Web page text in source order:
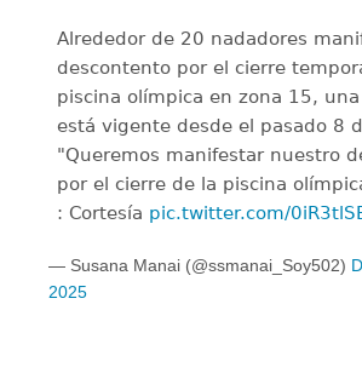
Alrededor de 20 nadadores
descontento por el cierre
piscina olímpica en zona 15,
está vigente desde el pasado 8
"Queremos manifestar nuestro
por el cierre de la piscina
: Cortesía pic.twitter.com/
— Susana Manai (@ssmanai_Soy502)
2025